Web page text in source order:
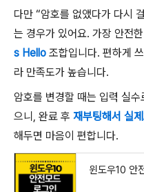
다만 “암호를 없앴다가 다시
는 경우가 있어요. 가장 안전
s Hello 조합입니다. 편하게
라 만족도가 높습니다.
암호를 변경할 때는 입력 실
으니, 완료 후 재부팅해서 실
해두면 마음이 편합니다.
윈도우10 안